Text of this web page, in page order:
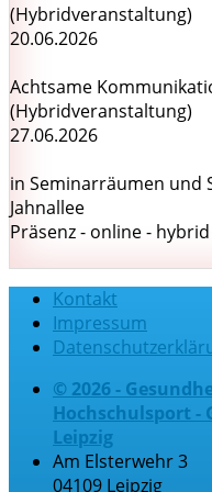
(Hybridveranstaltung)
20.06.2026
Achtsame
(Hybridveranstaltung)
27.06.2026
in Seminarräumen und
Jahnallee
Präsenz - online - hybrid
Kontakt
Impressum
© 2026 -
Hochschulsport -
Leipzig
Am Elsterwehr 3
04109 Leipzig